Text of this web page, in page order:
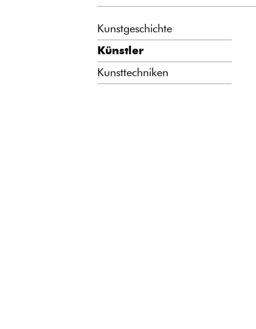
Kunstgeschichte
Künstler
Kunsttechniken